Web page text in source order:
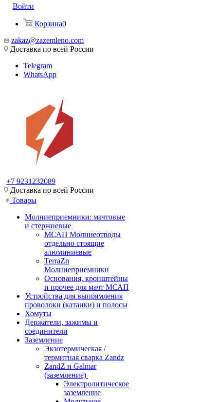
Войти
Корзина0
zakaz@zazemleno.com
Доставка по всей России
Telegram
WhatsApp
+7 9231232089
Доставка по всей России
Товары
Молниеприемники: мачтовые
и стержневые
МСАП Молниеотводы
отдельно стоящие
алюминиевые
TerraZn
Молниеприемники
Основания, кронштейны
и прочее для мачт МСАП
Устройства для выпрямления
проволоки (катанки) и полосы
Хомуты
Держатели, зажимы и
соединители
Заземление
Экзотермическая /
термитная сварка Zandz
ZandZ и Galmar
(заземление)
Электролитическое
заземление